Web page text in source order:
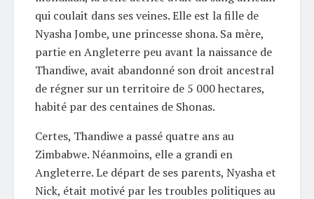
qui coulait dans ses veines. Elle est la fille de
Nyasha Jombe, une princesse shona. Sa mère,
partie en Angleterre peu avant la naissance de
Thandiwe, avait abandonné son droit ancestral
de régner sur un territoire de 5 000 hectares,
habité par des centaines de Shonas.
Certes, Thandiwe a passé quatre ans au
Zimbabwe. Néanmoins, elle a grandi en
Angleterre. Le départ de ses parents, Nyasha et
Nick, était motivé par les troubles politiques au